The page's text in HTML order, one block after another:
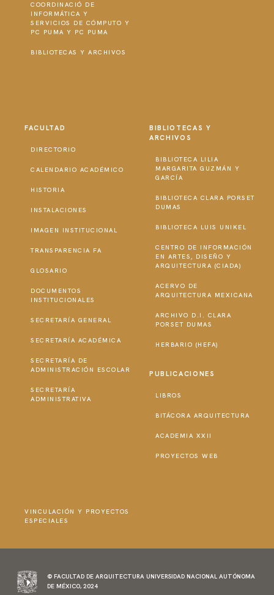
COORDINACIÓ DE
INFORMÁTICA Y
SERVICIOS DE CÓMPUTO Y
PC PUMA Y PC PUMA
BIBLIOTECAS Y ARCHIVOS
FACULTAD
DIRECTORIO
CALENDARIO ACADÉMICO
HISTORIA
INSTALACIONES
IMAGEN INSTITUCIONAL
TRANSPARENCIA FA
GLOSARIO
DOCUMENTOS
INSTITUCIONALES
SECRETARÍA GENERAL
SECRETARÍA ACADÉMICA
SECRETARÍA DE
ADMINISTRACIÓN ESCOLAR
SECRETARÍA
ADMINISTRATIVA
BIBLIOTECAS Y
ARCHIVOS
BIBLIOTECA LILIA
MARGARITA GUZMÁN Y
GARCÍA
BIBLIOTECA CLARA PORSET
DUMAS
BIBLIOTECA LUIS UNIKEL
CENTRO DE INFORMACIÓN
EN ARTES, DISEÑO Y
ARQUITECTURA (CIADA)
ACERVO DE
ARQUITECTURA MEXICANA
ARCHIVO D.I. CLARA
PORSET DUMAS
HERBARIO (HEFA)
PUBLICACIONES
LIBROS
BITÁCORA ARQUITECTURA
ACADEMIA XXII
PROYECTOS WEB
VINCULACIÓN Y PROYECTOS
ESPECIALES
© FACULTAD DE ARQUITECTURA UNIVERSIDAD NACIONAL AUTÓNOMA
DE MÉXICO, 2024